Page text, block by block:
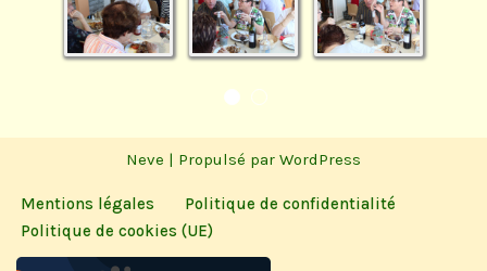
Neve | Propulsé par WordPress
Mentions légales
Politique de confidentialité
Politique de cookies (UE)